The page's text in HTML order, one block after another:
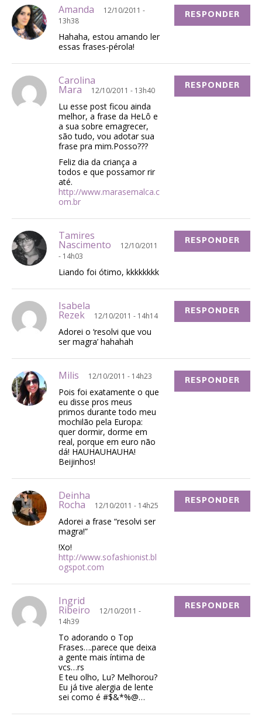
Amanda
12/10/2011 -
13h38
Hahaha, estou amando ler
essas frases-pérola!
RESPONDER
Carolina
Mara 12/10/2011 - 13h40
Lu esse post ficou ainda
melhor, a frase da HeLô e
a sua sobre emagrecer,
são tudo, vou adotar sua
frase pra mim.Posso???
Feliz dia da criança a
todos e que possamor rir
até.
http://www.marasemalca.c
om.br
RESPONDER
Tamires
Nascimento
12/10/2011
- 14h03
Liando foi ótimo, kkkkkkkk
RESPONDER
Isabela
Rezek 12/10/2011 - 14h14
Adorei o ‘resolvi que vou
ser magra’ hahahah
RESPONDER
Milis 12/10/2011 - 14h23
Pois foi exatamente o que
eu disse pros meus
primos durante todo meu
mochilão pela Europa:
quer dormir, dorme em
real, porque em euro não
dá! HAUHAUHAUHA!
Beijinhos!
RESPONDER
Deinha
Rocha 12/10/2011 - 14h25
Adorei a frase “resolvi ser
magra!”
!Xo!
http://www.sofashionist.bl
ogspot.com
RESPONDER
Ingrid
Ribeiro
12/10/2011 -
14h39
To adorando o Top
Frases….parece que deixa
a gente mais íntima de
vcs…rs
E teu olho, Lu? Melhorou?
Eu já tive alergia de lente
sei como é #$&*%@…
RESPONDER